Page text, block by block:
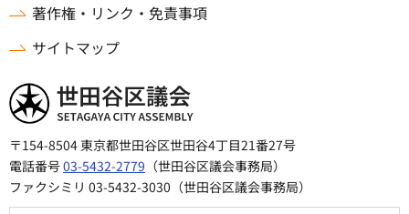
著作権・リンク・免責事項
サイトマップ
世田谷区議会
〒154-8504 東京都世田谷区世田谷4丁目21番27号
電話番号03-5432-2779 （世田谷区議会事務局）
ファクシミリ 03-5432-3030（世田谷区議会事務局）